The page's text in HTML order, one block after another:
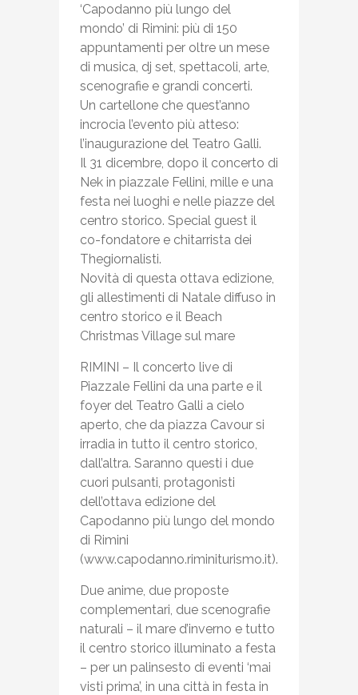
‘Capodanno più lungo del
mondo’ di Rimini: più di 150
appuntamenti per oltre un mese
di musica, dj set, spettacoli, arte,
scenografie e grandi concerti.
Un cartellone che quest’anno
incrocia l’evento più atteso:
l’inaugurazione del Teatro Galli.
Il 31 dicembre, dopo il concerto di
Nek in piazzale Fellini, mille e una
festa nei luoghi e nelle piazze del
centro storico. Special guest il
co-fondatore e chitarrista dei
Thegiornalisti.
Novità di questa ottava edizione,
gli allestimenti di Natale diffuso in
centro storico e il Beach
Christmas Village sul mare
RIMINI – Il concerto live di
Piazzale Fellini da una parte e il
foyer del Teatro Galli a cielo
aperto, che da piazza Cavour si
irradia in tutto il centro storico,
dall’altra. Saranno questi i due
cuori pulsanti, protagonisti
dell’ottava edizione del
Capodanno più lungo del mondo
di Rimini
(www.capodanno.riminiturismo.it).
Due anime, due proposte
complementari, due scenografie
naturali – il mare d’inverno e tutto
il centro storico illuminato a festa
– per un palinsesto di eventi ‘mai
visti prima’, in una città in festa in